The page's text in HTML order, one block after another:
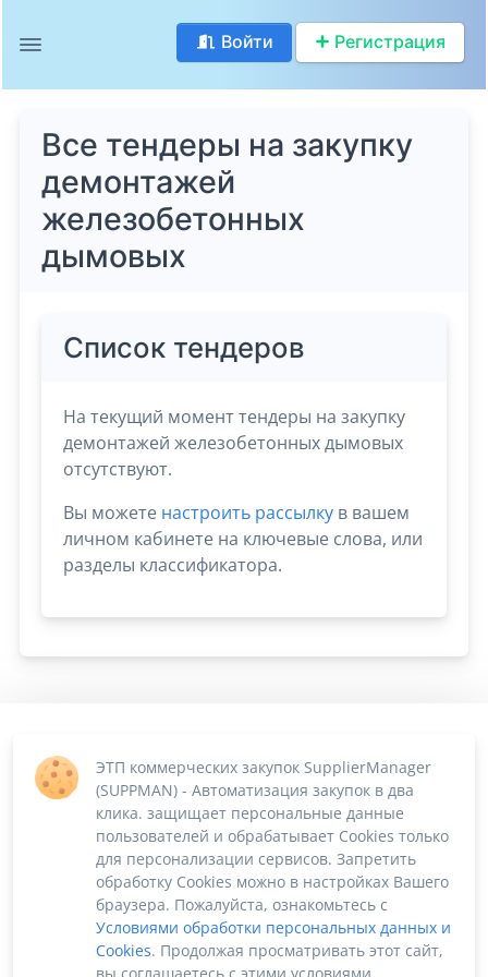
Войти Регистрация
Все тендеры на закупку
демонтажей
железобетонных
дымовых
Список тендеров
На текущий момент тендеры на закупку
демонтажей железобетонных дымовых
отсутствуют.
Вы можете настроить рассылку в вашем
личном кабинете на ключевые слова, или
разделы классификатора.
ЭТП коммерческих закупок SupplierManager
(SUPPMAN) - Автоматизация закупок в два
клика. защищает персональные данные
пользователей и обрабатывает Cookies только
для персонализации сервисов. Запретить
обработку Cookies можно в настройках Вашего
браузера. Пожалуйста, ознакомьтесь с
Условиями обработки персональных данных и
Cookies. Продолжая просматривать этот сайт,